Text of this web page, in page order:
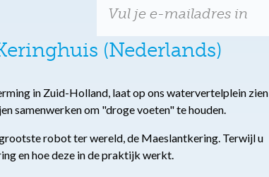
(Nederlands)
in Zuid-Holland, laat op ons watervertelplein zien
samenwerken om "droge voeten" te houden.
robot ter wereld, de Maeslantkering. Terwijl u
en hoe deze in de praktijk werkt.
Vul je e-mailadres in